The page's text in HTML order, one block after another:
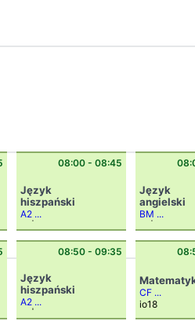
08:00 - 08:45
Język
hiszpański
A2 ...
08:50 - 09:35
Język
hiszpański
A2 ...
8c|gh
Język
angielski
BM ...
CF ...
io18